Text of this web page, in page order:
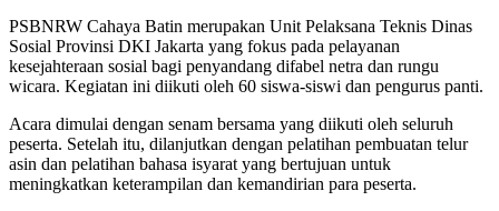
PSBNRW Cahaya Batin merupakan Unit Pelaksana Teknis Dinas
Sosial Provinsi DKI Jakarta yang fokus pada pelayanan
kesejahteraan sosial bagi penyandang difabel netra dan rungu
wicara. Kegiatan ini diikuti oleh 60 siswa-siswi dan pengurus panti.
Acara dimulai dengan senam bersama yang diikuti oleh seluruh
peserta. Setelah itu, dilanjutkan dengan pelatihan pembuatan telur
asin dan pelatihan bahasa isyarat yang bertujuan untuk
meningkatkan keterampilan dan kemandirian para peserta.